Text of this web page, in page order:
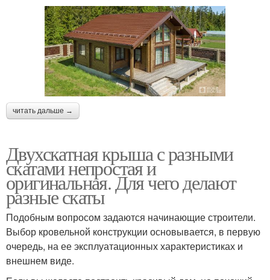
читать дальше →
Двухскатная крыша с разными
скатами непростая и
оригинальная. Для чего делают
разные скаты
Подобным вопросом задаются начинающие строители.
Выбор кровельной конструкции основывается, в первую
очередь, на ее эксплуатационных характеристиках и
внешнем виде.